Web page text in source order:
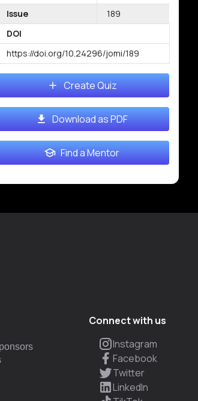
Issue
189
DOI
https://doi.org/10.24296/jomi/189
Create Quiz
Download as PDF
Find a Mentor
Connect with us
Instagram
Facebook
Twitter
LinkedIn